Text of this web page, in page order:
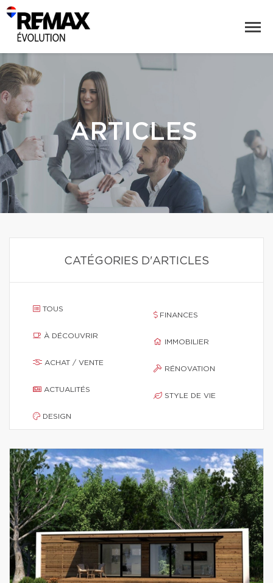
ARTICLES
CATÉGORIES D'ARTICLES
TOUS
À DÉCOUVRIR
ACHAT / VENTE
ACTUALITÉS
DESIGN
FINANCES
IMMOBILIER
RÉNOVATION
STYLE DE VIE